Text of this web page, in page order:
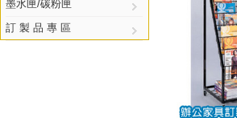
墨水匣/碳粉匣
訂 製 品 專 區